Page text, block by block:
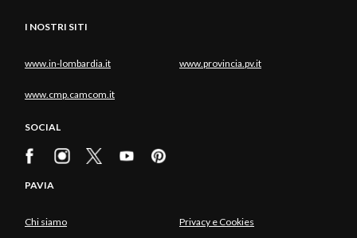
I NOSTRI SITI
www.in-lombardia.it www.provincia.pv.it
www.cmp.camcom.it
SOCIAL
PAVIA
Chi siamo Privacy e Cookies